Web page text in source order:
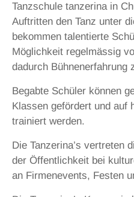
Tanzschule tanzerina in
Auftritten den Tanz unter
bekommen talentierte
Möglichkeit regelmässig
dadurch Bühnenerfahrung
Begabte Schüler können
Klassen gefördert und auf
trainiert werden.
Die Tanzerina’s vertreten
der Öffentlichkeit bei
an Firmenevents, Festen